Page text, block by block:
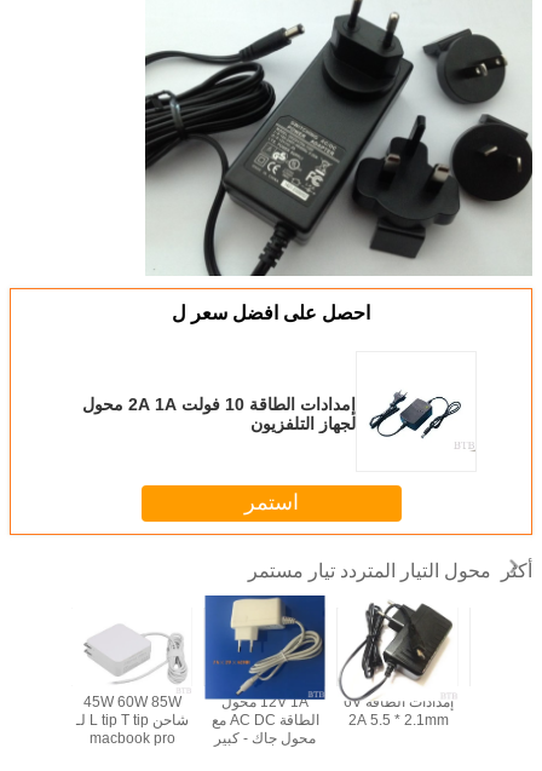
احصل على افضل سعر ل
إمدادات الطاقة 10 فولت 2A 1A محول
لجهاز التلفزيون
استمر
أكثر محول التيار المتردد تيار مستمر
45W 60W 85W
شاحن L tip T tip لـ
macbook pro
12V 1A محول
الطاقة AC DC مع
محول جاك - كبير
إمدادات الطاقة 6V
2A 5.5 * 2.1mm